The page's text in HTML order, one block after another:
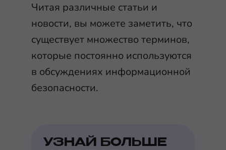
Читая различные статьи и
новости, вы можете заметить, что
существует множество терминов,
которые постоянно используются
в обсуждениях информационной
безопасности.
УЗНАЙ БОЛЬШЕ